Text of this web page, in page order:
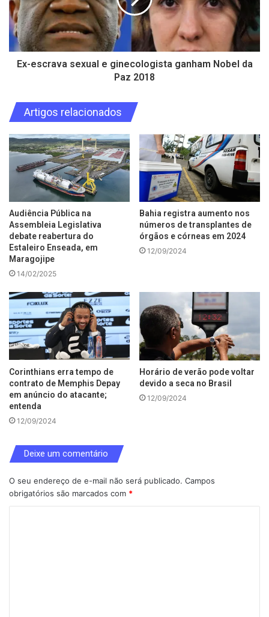
Ex-escrava sexual e ginecologista ganham Nobel da
Paz 2018
Artigos relacionados
Audiência Pública na
Assembleia Legislativa
debate reabertura do
Estaleiro Enseada, em
Maragojipe
14/02/2025
Bahia registra aumento nos
números de transplantes de
órgãos e córneas em 2024
12/09/2024
Corinthians erra tempo de
contrato de Memphis Depay
em anúncio do atacante;
entenda
12/09/2024
Horário de verão pode voltar
devido a seca no Brasil
12/09/2024
Deixe um comentário
O seu endereço de e-mail não será publicado. Campos
obrigatórios são marcados com *